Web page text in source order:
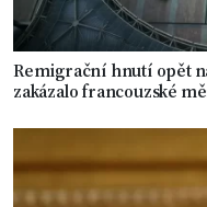
Remigrační hnutí opět
zakázalo francouzské